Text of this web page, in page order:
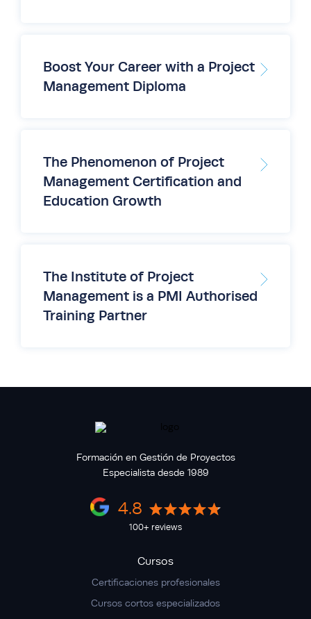
Boost Your Career with a Project
Management Diploma
The Phenomenon of Project
Management Certification and
Education Growth
The Institute of Project
Management is a PMI Authorised
Training Partner
Formación en Gestión de Proyectos
Especialista desde 1989
4.8
100+ reviews
Cursos
Certificaciones profesionales
Cursos cortos especializados